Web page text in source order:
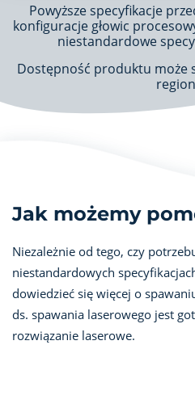
Powyższe specyfikacje
konfiguracje głowic
niestandardowe
Dostępność produktu może
Jak możemy
Niezależnie od tego, czy
niestandardowych
dowiedzieć się więcej o
ds. spawania laserowego jest
rozwiązanie laserowe.